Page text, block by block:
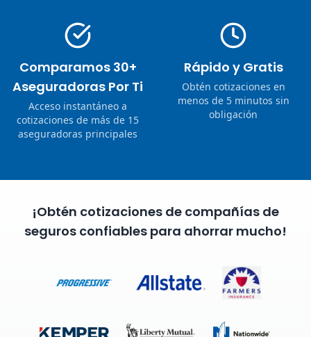
Comparamos 30+
Aseguradoras Por Ti
Acceso instantáneo a
cotizaciones de más de 15
aseguradoras principales
Rápido y Gratis
Obtén cotizaciones en
menos de 5 minutos sin
obligación
¡Obtén cotizaciones de compañías de
seguros confiables para ahorrar mucho!